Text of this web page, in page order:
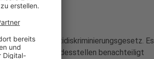
ein eigenes Antidiskriminierungsgesetz. Es
anderen Landesstellen benachteiligt